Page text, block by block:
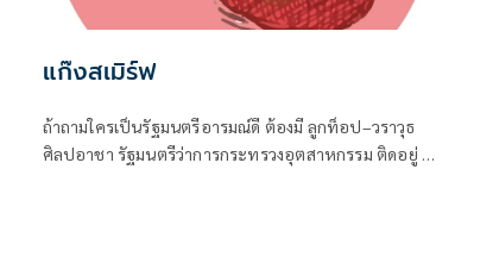
แก๊งสเมิร์ฟ
ถ้าถามใครเป็นรัฐมนตรีอารมณ์ดี ต้องมี ลูกท็อป–วราวุธ
ศิลปอาชา รัฐมนตรีว่าการกระทรวงอุตสาหกรรม ติดอยู่ 1